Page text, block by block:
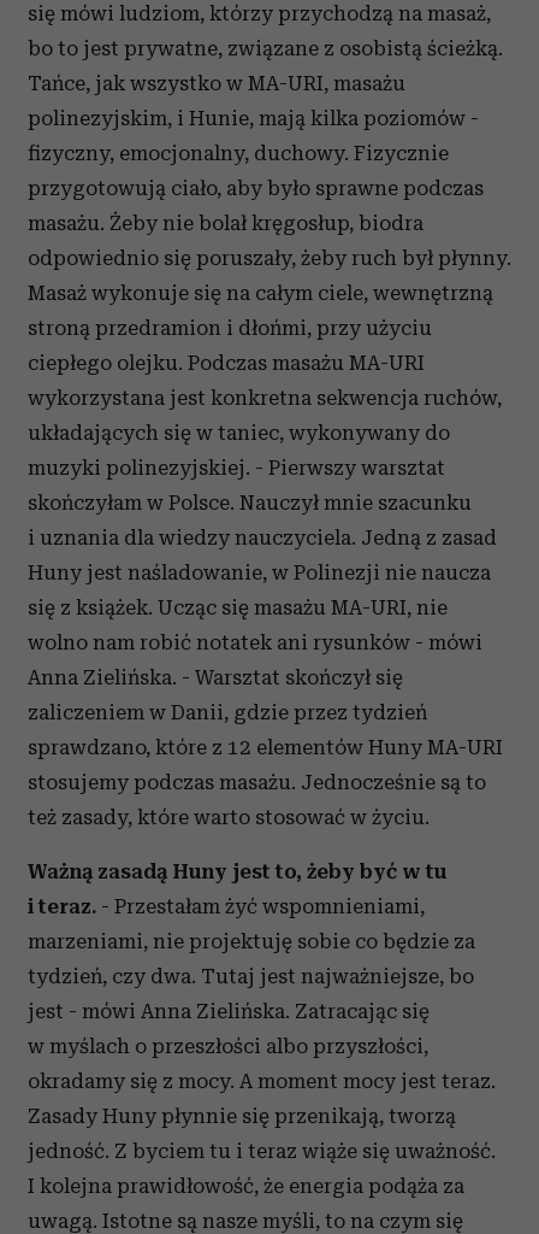
się mówi ludziom, którzy przychodzą na masaż,
bo to jest prywatne, związane z osobistą ścieżką.
Tańce, jak wszystko w MA-URI, masażu
polinezyjskim, i Hunie, mają kilka poziomów -
fizyczny, emocjonalny, duchowy. Fizycznie
przygotowują ciało, aby było sprawne podczas
masażu. Żeby nie bolał kręgosłup, biodra
odpowiednio się poruszały, żeby ruch był płynny.
Masaż wykonuje się na całym ciele, wewnętrzną
stroną przedramion i dłońmi, przy użyciu
ciepłego olejku. Podczas masażu MA-URI
wykorzystana jest konkretna sekwencja ruchów,
układających się w taniec, wykonywany do
muzyki polinezyjskiej. - Pierwszy warsztat
skończyłam w Polsce. Nauczył mnie szacunku
i uznania dla wiedzy nauczyciela. Jedną z zasad
Huny jest naśladowanie, w Polinezji nie naucza
się z książek. Ucząc się masażu MA-URI, nie
wolno nam robić notatek ani rysunków - mówi
Anna Zielińska. - Warsztat skończył się
zaliczeniem w Danii, gdzie przez tydzień
sprawdzano, które z 12 elementów Huny MA-URI
stosujemy podczas masażu. Jednocześnie są to
też zasady, które warto stosować w życiu.
Ważną zasadą Huny jest to, żeby być w tu
i teraz. - Przestałam żyć wspomnieniami,
marzeniami, nie projektuję sobie co będzie za
tydzień, czy dwa. Tutaj jest najważniejsze, bo
jest - mówi Anna Zielińska. Zatracając się
w myślach o przeszłości albo przyszłości,
okradamy się z mocy. A moment mocy jest teraz.
Zasady Huny płynnie się przenikają, tworzą
jedność. Z byciem tu i teraz wiąże się uważność.
I kolejna prawidłowość, że energia podąża za
uwagą. Istotne są nasze myśli, to na czym się